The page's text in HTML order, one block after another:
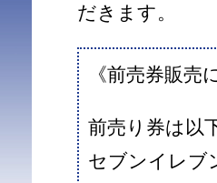
だきます。
《前売券販売
前売り券は以
セブンイレブ